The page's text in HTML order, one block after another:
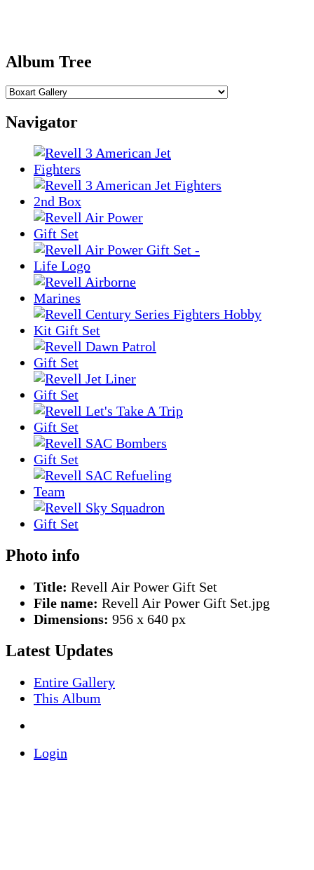
Album Tree
Navigator
Photo info
Title: Revell Air Power Gift Set
File name: Revell Air Power Gift Set.jpg
Dimensions: 956 x 640 px
Latest Updates
Entire Gallery
This Album
Login